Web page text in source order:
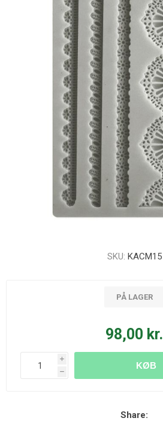
SKU: KACM15
PÅ LAGER
98,00 kr.
i
h
KØB
Share: